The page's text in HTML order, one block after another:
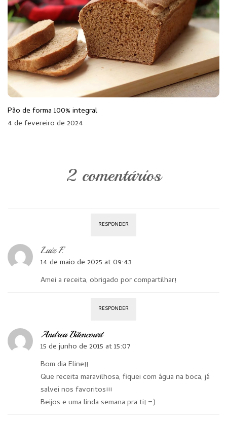
Pão de forma 100% integral
4 de fevereiro de 2024
2 comentários
RESPONDER
Luiz F.
14 de maio de 2025 at 09:43
Amei a receita, obrigado por compartilhar!
RESPONDER
Andrea Bitencourt
15 de junho de 2015 at 15:07
Bom dia Eline!!
Que receita maravilhosa, fiquei com água na boca, já
salvei nos favoritos!!!
Beijos e uma linda semana pra ti! =)